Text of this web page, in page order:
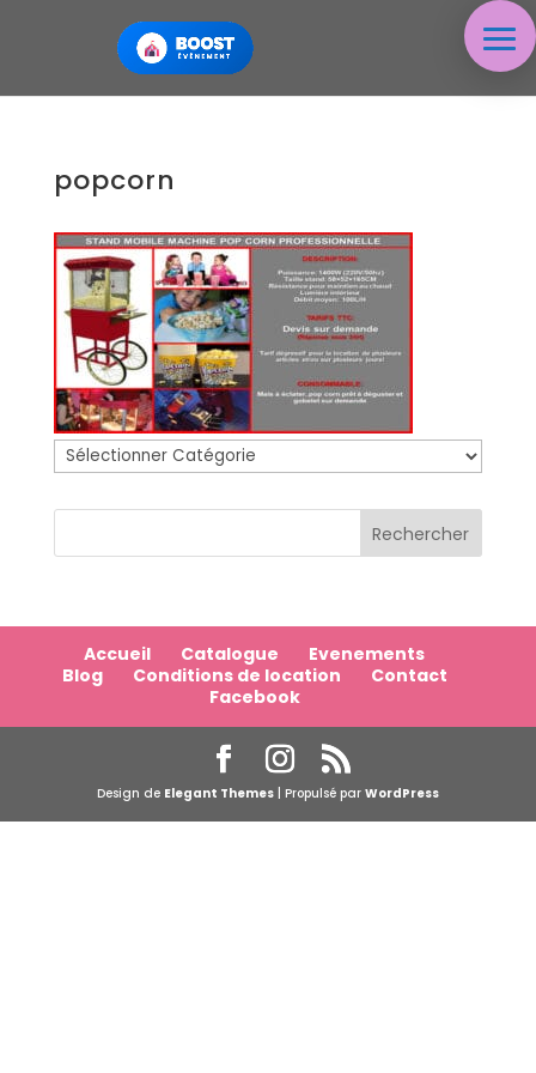
popcorn
Catégories
Accueil Catalogue
Evenements
Blog
Conditions de location
Contact
Facebook
Design de Elegant Themes| Propulsé par WordPress